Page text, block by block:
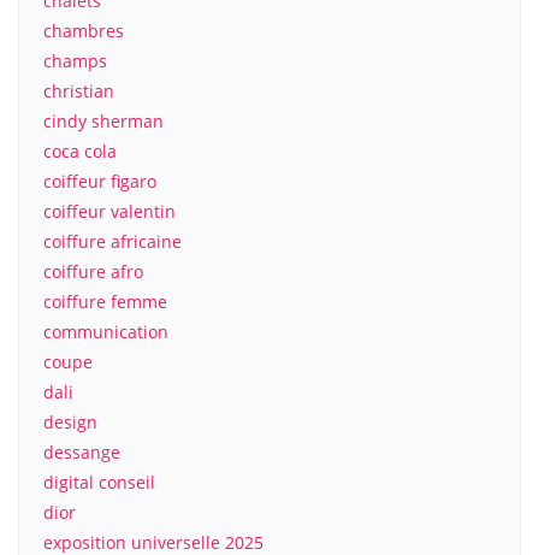
chambres
champs
christian
cindy sherman
coca cola
coiffeur figaro
coiffeur valentin
coiffure africaine
coiffure afro
coiffure femme
communication
coupe
dali
design
dessange
digital conseil
dior
exposition universelle 2025